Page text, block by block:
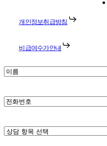
개인정보취급방침
비급여수가안내
이*
휴
번
*
상*